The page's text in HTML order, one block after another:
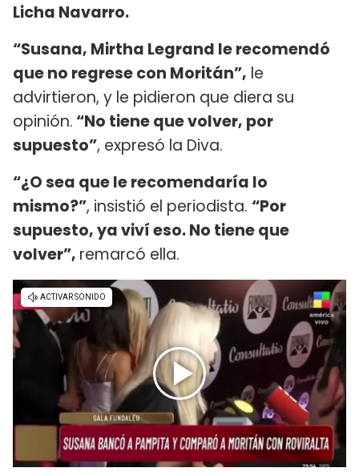
Licha Navarro.
“Susana, Mirtha Legrand le recomendó
que no regrese con Moritán”, le
advirtieron, y le pidieron que diera su
opinión. “No tiene que volver, por
supuesto”, expresó la Diva.
“¿O sea que le recomendaría lo
mismo?”, insistió el periodista. “Por
supuesto, ya viví eso. No tiene que
volver”, remarcó ella.